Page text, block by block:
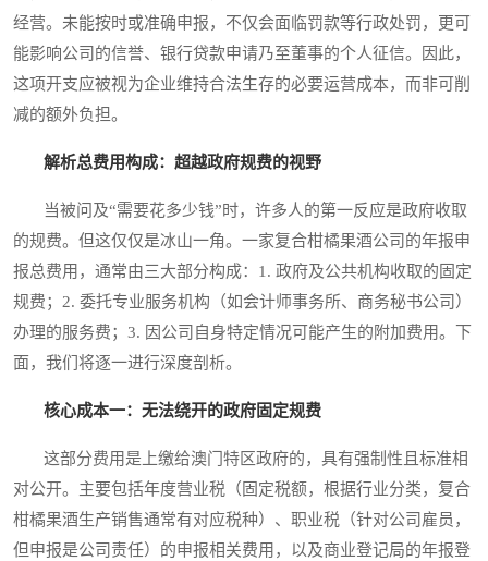
经营。未能按时或准确申报，不仅会面临罚款等行政处罚，更可
能影响公司的信誉、银行贷款申请乃至董事的个人征信。因此，
这项开支应被视为企业维持合法生存的必要运营成本，而非可削
减的额外负担。
解析总费用构成：超越政府规费的视野
当被问及“需要花多少钱”时，许多人的第一反应是政府收取
的规费。但这仅仅是冰山一角。一家复合柑橘果酒公司的年报申
报总费用，通常由三大部分构成：1. 政府及公共机构收取的固定
规费；2. 委托专业服务机构（如会计师事务所、商务秘书公司）
办理的服务费；3. 因公司自身特定情况可能产生的附加费用。下
面，我们将逐一进行深度剖析。
核心成本一：无法绕开的政府固定规费
这部分费用是上缴给澳门特区政府的，具有强制性且标准相
对公开。主要包括年度营业税（固定税额，根据行业分类，复合
柑橘果酒生产销售通常有对应税种）、职业税（针对公司雇员，
但申报是公司责任）的申报相关费用，以及商业登记局的年报登